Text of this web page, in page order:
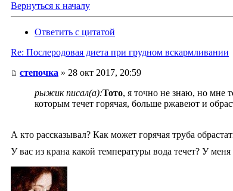
Вернуться к началу
Ответить с цитатой
Re: Послеродовая диета при грудном вскармливании
степочка » 28 окт 2017, 20:59
рыжик писал(а):Тото, я точно не знаю, но мне
которым течет горячая, больше ржавеют и
А кто рассказывал? Как может горячая труба
У вас из крана какой температуры вода течет? У